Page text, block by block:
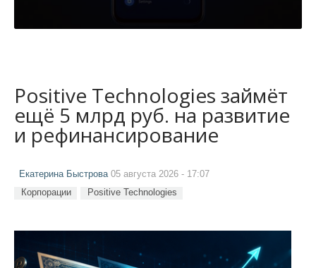
Positive Technologies займёт
ещё 5 млрд руб. на развитие
и рефинансирование
Екатерина Быстрова05 августа 2026 - 17:07
Корпорации Positive Technologies